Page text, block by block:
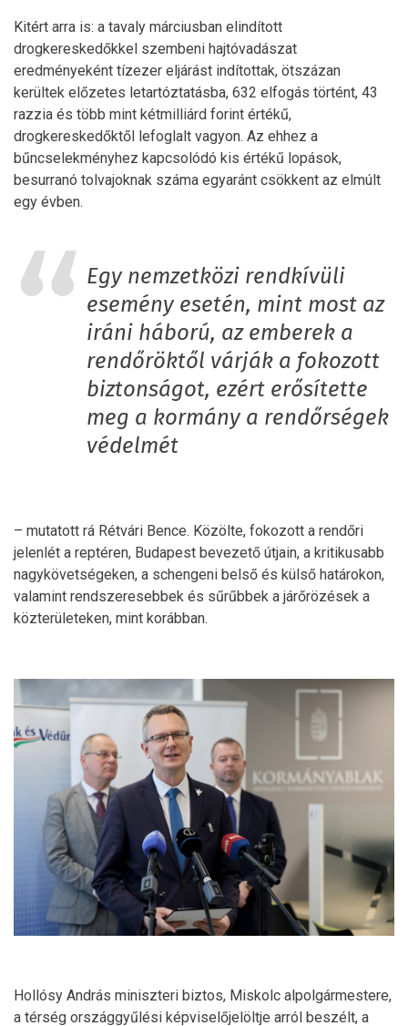
Kitért arra is: a tavaly márciusban elindított
drogkereskedőkkel szembeni hajtóvadászat
eredményeként tízezer eljárást indítottak, ötszázan
kerültek előzetes letartóztatásba, 632 elfogás történt, 43
razzia és több mint kétmilliárd forint értékű,
drogkereskedőktől lefoglalt vagyon. Az ehhez a
bűncselekményhez kapcsolódó kis értékű lopások,
besurranó tolvajoknak száma egyaránt csökkent az elmúlt
egy évben.
Egy nemzetközi rendkívüli
esemény esetén, mint most az
iráni háború, az emberek a
rendőröktől várják a fokozott
biztonságot, ezért erősítette
meg a kormány a rendőrségek
védelmét
– mutatott rá Rétvári Bence. Közölte, fokozott a rendőri
jelenlét a reptéren, Budapest bevezető útjain, a kritikusabb
nagykövetségeken, a schengeni belső és külső határokon,
valamint rendszeresebbek és sűrűbbek a járőrözések a
közterületeken, mint korábban.
Hollósy András miniszteri biztos, Miskolc alpolgármestere,
a térség országgyűlési képviselőjelöltje arról beszélt, a